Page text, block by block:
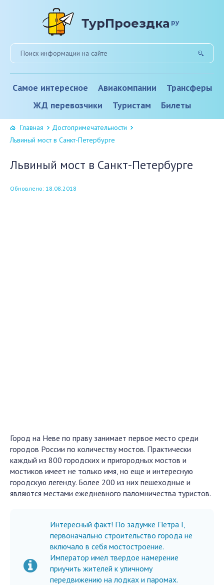
ТурПроездка ру
Самое интересное Авиакомпании
Трансферы
ЖД перевозчики
Туристам Билеты
Главная
Достопримечательности
Львиный мост в Санкт-Петербурге
Львиный мост в Санкт-Петербурге
Обновлено: 18.08.2018
Город на Неве по праву занимает первое место среди
городов России по количеству мостов. Практически
каждый из 800 городских и пригородных мостов и
мостиков имеет не только имя, но еще и интересную
городскую легенду. Более 200 из них пешеходные и
являются местами ежедневного паломничества туристов.
Интересный факт! По задумке Петра I,
первоначально строительство города не
включало в себя мостостроение.
Император имел твердое намерение
приучить жителей к уличному
передвижению на лодках и паромах.